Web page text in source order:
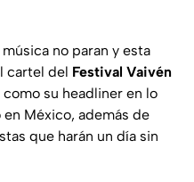
no paran y esta
cartel del Festival Vaivén
como su headliner en lo
México, además de
que harán un día sin